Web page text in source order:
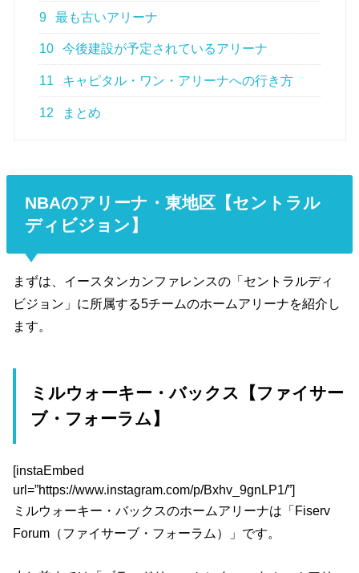
9 最も古いアリーナ
10 今後建設が予定されているアリーナ
11 キャピタル・ワン・アリーナへの行き方
12 まとめ
NBAのアリーナ・東地区【セントラル
ディビジョン】
まずは、イースタンカンファレンスの「セントラルディ
ビジョン」に所属する5チームのホームアリーナを紹介し
ます。
ミルウォーキー・バックス【ファイサー
ブ・フォーラム】
[instaEmbed
url=”https://www.instagram.com/p/Bxhv_9gnLP1/”]
ミルウォーキー・バックスのホームアリーナは「Fiserv
Forum（ファイサーブ・フォーラム）」です。